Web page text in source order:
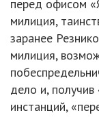
перед офисом
милиция,
заранее
милиция,
дело и,
инстанций,